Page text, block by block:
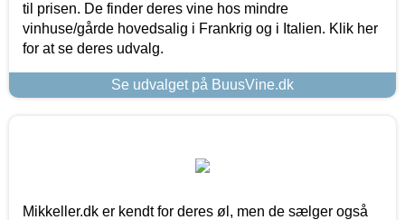
til prisen. De finder deres vine hos mindre
vinhuse/gårde hovedsalig i Frankrig og i Italien. Klik her
for at se deres udvalg.
Se udvalget på BuusVine.dk
Mikkeller.dk er kendt for deres øl, men de sælger også